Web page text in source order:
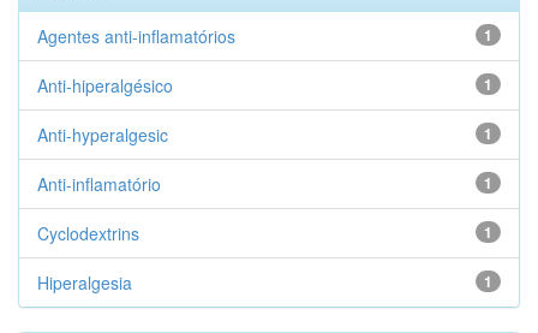
1
Agentes anti-inflamatórios
1
Anti-hiperalgésico
1
Anti-hyperalgesic
1
Anti-inflamatório
1
Cyclodextrins
1
Hiperalgesia